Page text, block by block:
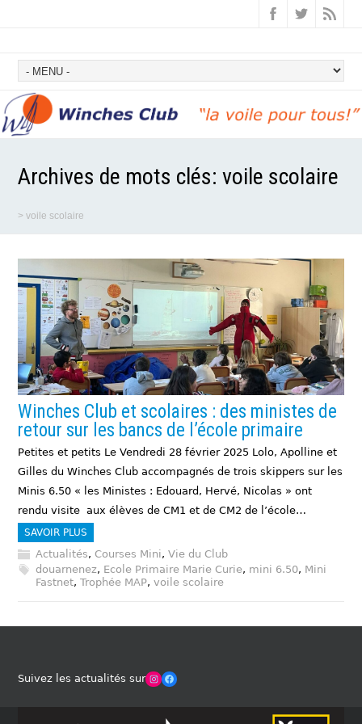
Archives de mots clés:voile scolaire
>voile scolaire
Winches Club et scolaires : des ministes de
retour sur les bancs de l’école primaire
Petites et petits Le Vendredi 28 février 2025 Lolo, Apolline et
Gilles du Winches Club accompagnés de trois skippers sur les
Minis 6.50 « les Ministes : Edouard, Hervé, Nicolas » ont
rendu visite aux élèves de CM1 et de CM2 de l’école…
SAVOIR PLUS
Actualités,Courses Mini,Vie du Club
douarnenez, Ecole Primaire Marie Curie, mini 6.50, Mini
Fastnet,Trophée MAP,voile scolaire
Suivez les actualités surWinches Club OfficielFacebook